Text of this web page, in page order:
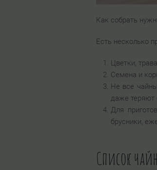
Как собрать
Есть несколько
Цветки,
Семена и
Не все
даже теряют
Для
брусники,
Список